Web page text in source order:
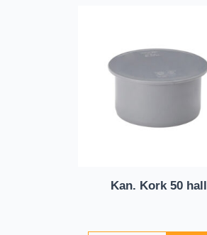
Kan. Kork 50 hall